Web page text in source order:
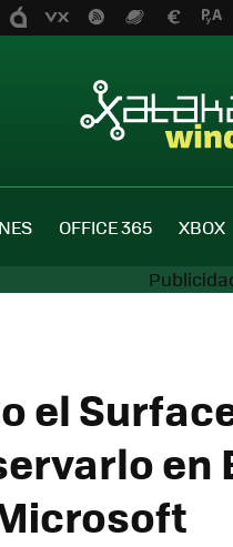
OFFICE 365 XBOX
el
en